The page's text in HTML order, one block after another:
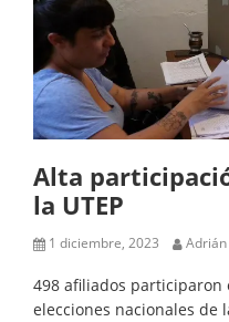
Alta
la UTEP
1 diciembre, 2023
498 afiliados participaron
elecciones nacionales de